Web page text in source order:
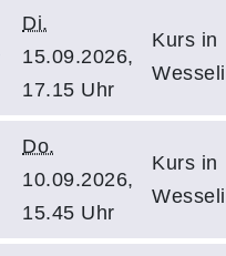
Di.
15.09.2026,
17.15 Uhr
Kurs in
Do.
10.09.2026,
15.45 Uhr
Kurs in